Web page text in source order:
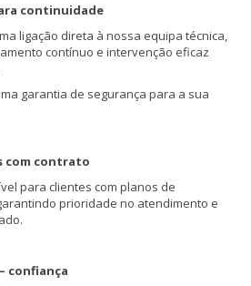
continuidade
ligação direta à nossa equipa técnica,
contínuo e intervenção eficaz
garantia de segurança para a sua
com contrato
para clientes com planos de
prioridade no atendimento e
confiança